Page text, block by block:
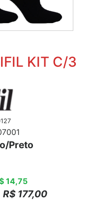
KIT C/3
Preto
14,75
R$ 177,00